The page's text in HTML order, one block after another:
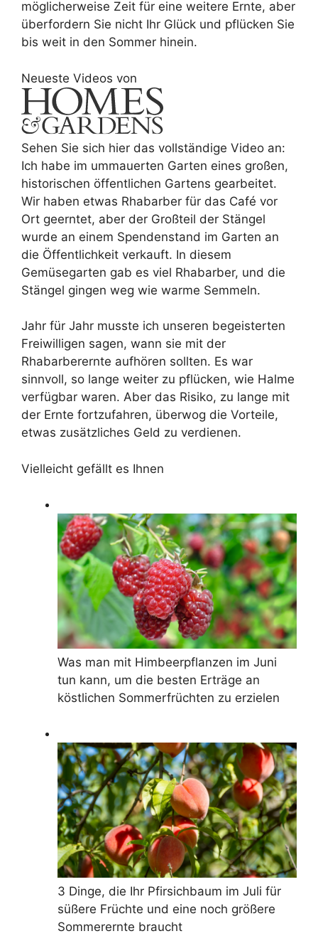
möglicherweise Zeit für eine weitere Ernte, aber
überfordern Sie nicht Ihr Glück und pflücken Sie
bis weit in den Sommer hinein.
Neueste Videos von
Sehen Sie sich hier das vollständige Video an:
Ich habe im ummauerten Garten eines großen,
historischen öffentlichen Gartens gearbeitet.
Wir haben etwas Rhabarber für das Café vor
Ort geerntet, aber der Großteil der Stängel
wurde an einem Spendenstand im Garten an
die Öffentlichkeit verkauft. In diesem
Gemüsegarten gab es viel Rhabarber, und die
Stängel gingen weg wie warme Semmeln.
Jahr für Jahr musste ich unseren begeisterten
Freiwilligen sagen, wann sie mit der
Rhabarberernte aufhören sollten. Es war
sinnvoll, so lange weiter zu pflücken, wie Halme
verfügbar waren. Aber das Risiko, zu lange mit
der Ernte fortzufahren, überwog die Vorteile,
etwas zusätzliches Geld zu verdienen.
Vielleicht gefällt es Ihnen
Was man mit Himbeerpflanzen im Juni
tun kann, um die besten Erträge an
köstlichen Sommerfrüchten zu erzielen
3 Dinge, die Ihr Pfirsichbaum im Juli für
süßere Früchte und eine noch größere
Sommerernte braucht